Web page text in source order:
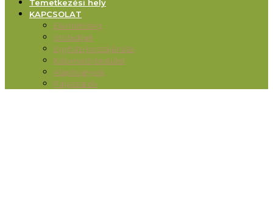
Temetkezési hely
KAPCSOLAT
Elérhetőség
Stóladíjak
Egyházi hozzájárulás
Képviselő-testület
Alapítványok
Pályázatok